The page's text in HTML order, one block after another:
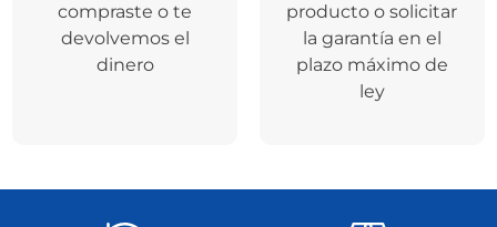
compraste o te
devolvemos el
dinero
producto o solicitar
la garantía en el
plazo máximo de
ley